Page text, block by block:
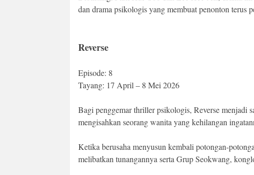
dan drama psikologis yang membuat penonton terus
Reverse
Episode: 8
Tayang: 17 April – 8 Mei 2026
Bagi penggemar thriller psikologis, Reverse menjadi
mengisahkan seorang wanita yang kehilangan
Ketika berusaha menyusun kembali potongan-
melibatkan tunangannya serta Grup Seokwang,